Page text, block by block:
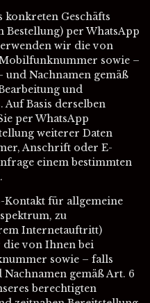
konkreten Geschäfts
Bestellung) per WhatsApp
wir die von
sowie –
Nachnamen gemäß
und
Basis derselben
per WhatsApp
weiterer Daten
Anschrift oder E-
einem bestimmten
Kontakt für allgemeine
zu
Internetauftritt)
von Ihnen bei
sowie – falls
gemäß Art. 6
berechtigten